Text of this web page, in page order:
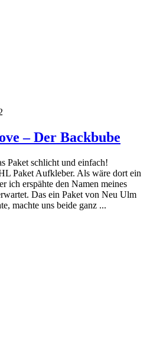
– Der Backbube
Paket schlicht und einfach!
Paket Aufkleber. Als wäre dort ein
ich erspähte den Namen meines
Das ein Paket von Neu Ulm
machte uns beide ganz ...